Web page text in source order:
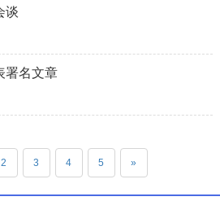
谈
署名文章
2 3 4 5 »